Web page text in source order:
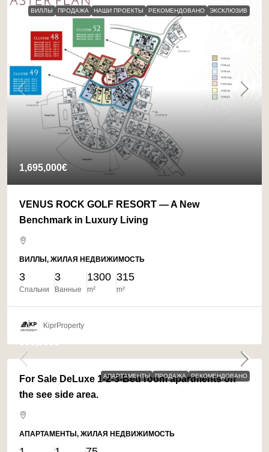
ВИЛЛЫ ПРОДАЖА НАШИ ПРОЕКТЫ РЕКОМЕНДОВАНО ЭКСКЛЮЗИВ
1,695,000€
VENUS ROCK GOLF RESORT — A New
Benchmark in Luxury Living
ВИЛЛЫ, ЖИЛАЯ НЕДВИЖИМОСТЬ
3
Спальни
3
Ванные
1300
m²
315
m²
KiprProperty
АПАРТАМЕНТЫ ПРОДАЖА РЕКОМЕНДОВАНО
900,000€
For Sale DeLuxe 1-2-3-Bed room apartments on
the see side area.
АПАРТАМЕНТЫ, ЖИЛАЯ НЕДВИЖИМОСТЬ